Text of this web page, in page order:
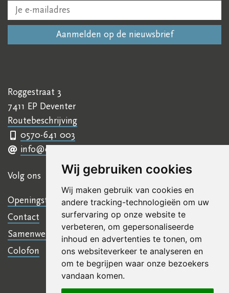
Wij gebruiken cookies
Wij maken gebruik van cookies en
andere tracking-technologieën om uw
surfervaring op onze website te
verbeteren, om gepersonaliseerde
inhoud en advertenties te tonen, om
ons websiteverkeer te analyseren en
om te begrijpen waar onze bezoekers
vandaan komen.
Roggestraat 3
7411 EP Deventer
Routebeschrijving
0570-641 003
info@ettyhillesumcentrum.nl
Volg ons
Openingstijden
Contact
Samenwerkingen
Colofon